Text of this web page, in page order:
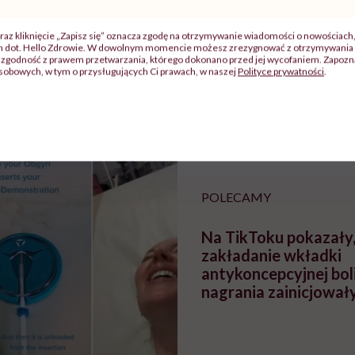
pracy
Wkrótce nowa
Instrukcja". Tym
ekspercki
POLECAMY
Na TikToku
zakładanie wkładki
antykoncepcyjnej
nagrania
kliknięcie „Zapisz się” oznacza zgodę na otrzymywanie wiadomości o
dot. Hello Zdrowie. W dowolnym momencie możesz zrezygnować z
zgodność z prawem przetwarzania, którego dokonano przed jej wycofaniem.
w tym o przysługujących Ci prawach, w naszejPolityce prywatności.